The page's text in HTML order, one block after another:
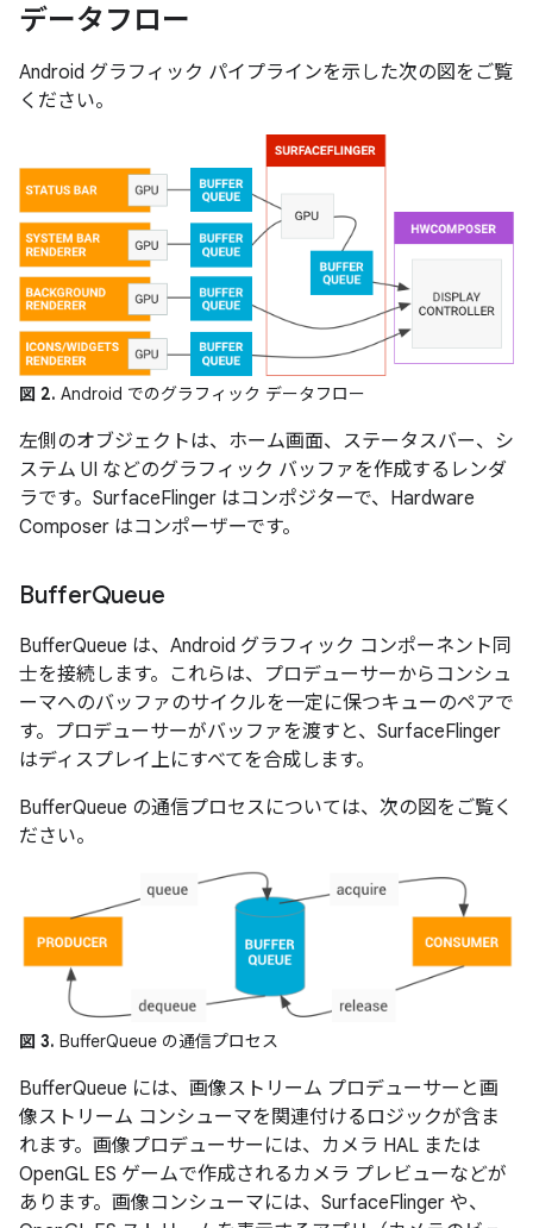
データフロー
Android グラフィック パイプラインを示した次の図をご覧
ください。
図 2. Android でのグラフィック データフロー
左側のオブジェクトは、ホーム画面、ステータスバー、シ
ステム UI などのグラフィック バッファを作成するレンダ
ラです。SurfaceFlinger はコンポジターで、Hardware
Composer はコンポーザーです。
BufferQueue
BufferQueue は、Android グラフィック コンポーネント同
士を接続します。これらは、プロデューサーからコンシュ
ーマへのバッファのサイクルを一定に保つキューのペアで
す。プロデューサーがバッファを渡すと、SurfaceFlinger
はディスプレイ上にすべてを合成します。
BufferQueue の通信プロセスについては、次の図をご覧く
ださい。
図 3. BufferQueue の通信プロセス
BufferQueue には、画像ストリーム プロデューサーと画
像ストリーム コンシューマを関連付けるロジックが含ま
れます。画像プロデューサーには、カメラ HAL または
OpenGL ES ゲームで作成されるカメラ プレビューなどが
あります。画像コンシューマには、SurfaceFlinger や、